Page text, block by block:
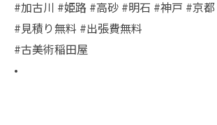
#加古川 #姫路 #高砂 #明石 #神戸 #京
#見積り無料 #出張費無料
#古美術稲田屋
•